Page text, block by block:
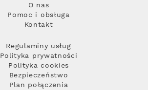
O nas
Pomoc i obsługa
Kontakt
Regulaminy usług
Polityka prywatności
Polityka cookies
Bezpieczeństwo
Plan połączenia